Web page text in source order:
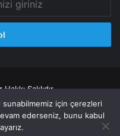
Saklıdır.
için çerezleri
ederseniz, bunu kabul